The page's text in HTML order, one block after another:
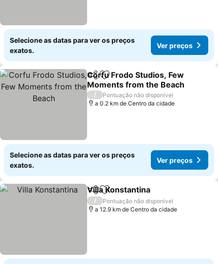
Selecione as datas para ver os preços
exatos.
Ver preços
PartilharAdicionar aos favoritos
Corfu Frodo Studios, Few
Moments from the Beach
/
Pontuação não disponível
a 0.2 km de Centro da cidade
Selecione as datas para ver os preços
exatos.
Ver preços
PartilharAdicionar aos favoritos
Villa Konstantina
/
Pontuação não disponível
a 12.9 km de Centro da cidade